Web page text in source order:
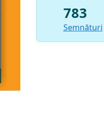
783
Semnături